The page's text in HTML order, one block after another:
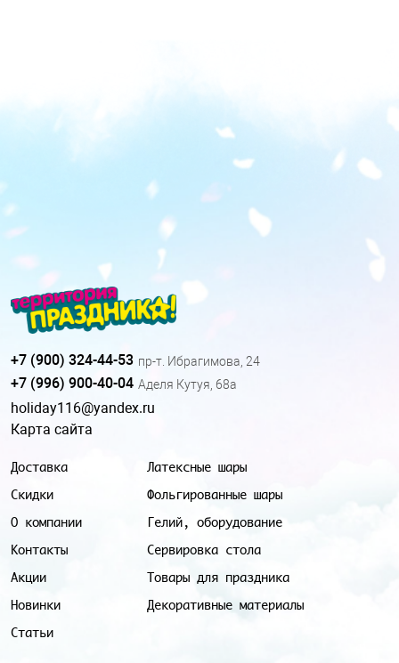
Доставка
Скидки
О компании
Контакты
Акции
Новинки
Статьи
Латексные шары
Фольгированные шары
Гелий, оборудование
Сервировка стола
Товары для праздника
Декоративные материалы
+7 (900) 324-44-53 пр-т. Ибрагимова, 24
+7 (996) 900-40-04 Аделя Кутуя, 68а
holiday116@yandex.ru
Карта сайта